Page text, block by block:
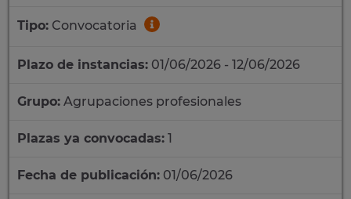
Tipo: Convocatoria
Plazo de instancias: 01/06/2026 - 12/06/2026
Grupo: Agrupaciones profesionales
Plazas ya convocadas: 1
Fecha de publicación: 01/06/2026